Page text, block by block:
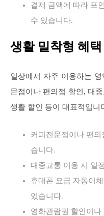
결제 금액에 따라 포
수 있습니다.
생활 밀착형 혜택
일상에서 자주 이용하는
문점이나 편의점 할인, 대
생활 할인 등이 대표적입니
커피전문점이나 편
습니다.
대중교통 이용 시 일
휴대폰 요금 자동이
있습니다.
영화관람권 할인이